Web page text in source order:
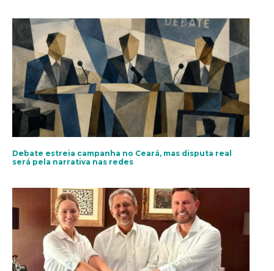
Debate estreia campanha no Ceará, mas disputa real
será pela narrativa nas redes